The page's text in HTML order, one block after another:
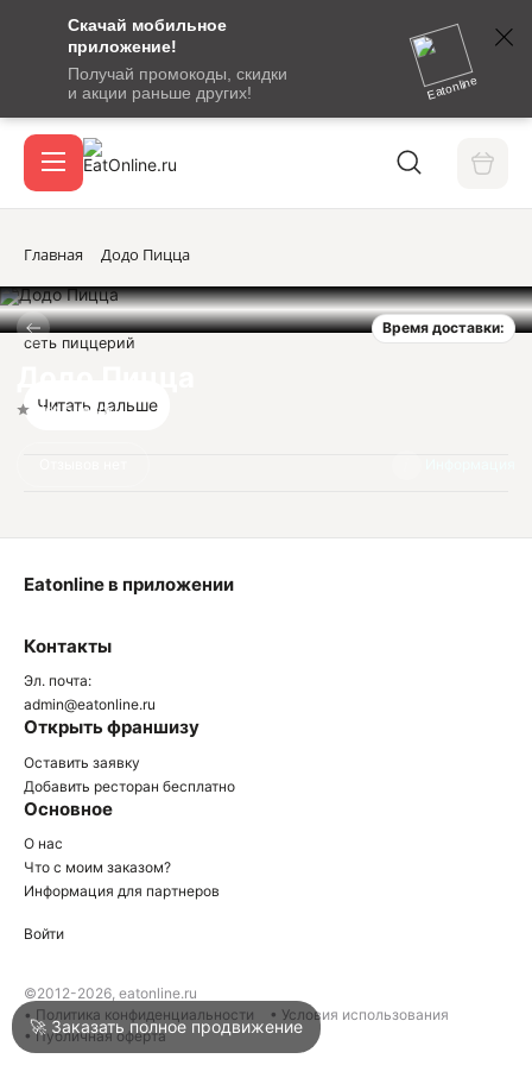
Скачай мобильное
приложение!
Получай промокоды, скидки
и акции раньше других!
Eatonline
сообщение
кодом
подтверждения
Вход / регистрация
Акции
Войти
Написать в техподдержку
Главная Додо Пицца
Время доставки:
Нет оценок
сеть пиццерий
Читать дальше
Контакты
Эл. почта:
admin@eatonline.ru
Открыть франшизу
Оставить заявку
Добавить ресторан бесплатно
Основное
О нас
Что с моим заказом?
Информация для партнеров
Eatonline в приложении
Войти
©2012-2026, eatonline.ru
• Политика конфиденциальности
• Условия использования
• Публичная оферта
🚀 Заказать полное продвижение